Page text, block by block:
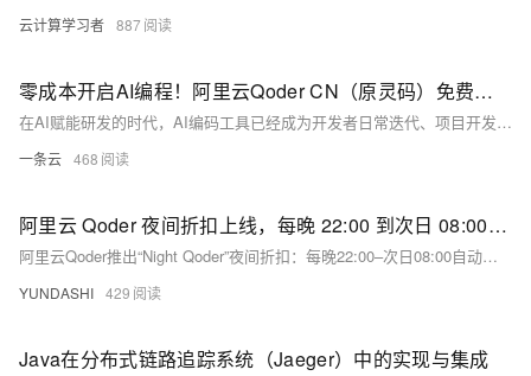
云计算学习者 887
零成本开启AI编程！阿里云Qoder CN（原灵码）免费社区版功能、额度规则全解析
在AI赋能研发的时代，AI编码工具已经成为开发者日常迭代、项目开发、代码调试的必备生产力工具。市面上多数优质AI编程产品均采用高额订阅收费模式，对于编程学习者、个人开发者、业余技术爱好者而言，长期使用成本较高，入门门槛居高不下。为普惠基层开发群体，降低全民AI编程落地门槛，阿里云将**原通义灵码全新升级为Qoder CN**，推出永久免费的社区版本，搭配专属Credits额度体系，让普通用户无需付费，即可体验专业级AI编码智能体能力，覆盖基础开发、代码调试、项目学习、脚本编写等全场景。
一条云 468
阿里云 Qoder 夜间折扣上线，每晚 22:00 到次日 08:00，放开用！
阿里云Qoder推出“Night Qoder”夜间折扣：每晚22:00–次日08:00自动享优惠，Qwen3.7-Max低至2折（省80%），Plus版4折（省60%）。全系产品覆盖，无需报名，模型能力不变，仅计费更优。今夜就启程！
YUNDASHI 429
Java在分布式链路追踪系统（Jaeger）中的实现与集成